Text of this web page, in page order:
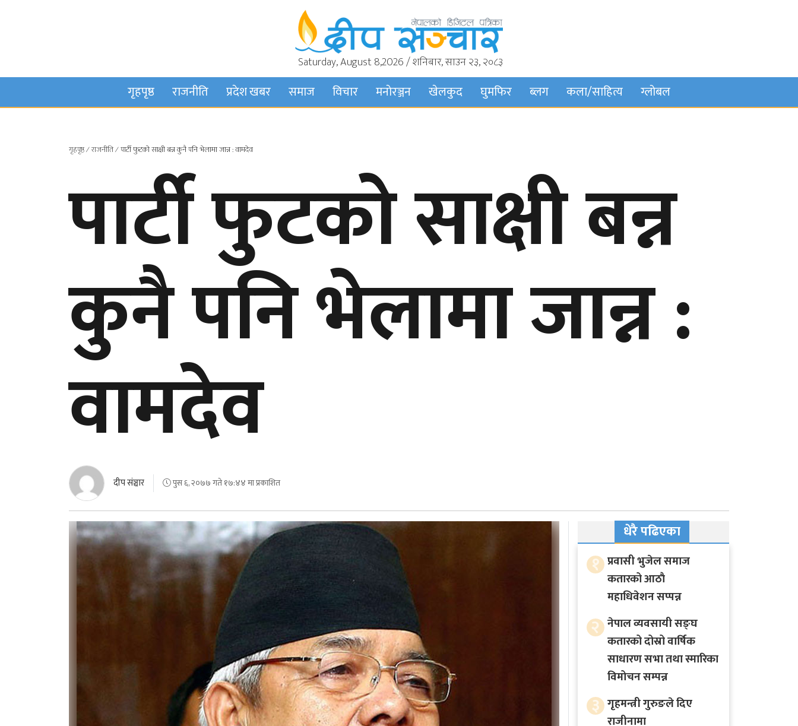
Saturday, August 8,2026 / शनिबार, साउन २३, २०८३
गृहपृष्ठ राजनीति प्रदेश खबर समाज विचार मनाेरञ्जन खेलकुद घुमफिर ब्लग कला/साहित्य ग्लोबल
गृहपृष्ठ∕राजनीति∕पार्टी फुटको साक्षी बन्न कुनै पनि भेलामा जान्न : वामदेव
पार्टी फुटको साक्षी बन्न
कुनै पनि भेलामा जान्न :
वामदेव
दीप संञ्चार पुस ६, २०७७ गते १७:४४ मा प्रकाशित
धेरै पढिएका
१ प्रवासी भुजेल समाज
कतारको आठाै
महाधिवेशन सप्पन्न
२ नेपाल व्यवसायी सङ्घ
कतारको दोस्रो वार्षिक
साधारण सभा तथा स्मारिका
विमोचन सम्पन्न
३ गृहमन्त्री गुरुङले दिए
राजीनामा